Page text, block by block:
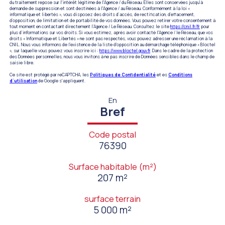
du traitement repose sur l'intérêt légitime de l'Agence / du Réseau. Elles sont conservées jusqu'à
demande de suppression et sont destinées à l'Agence / au Réseau. Conformément à la loi «
informatique et libertés », vous disposez des droits d’accès, de rectification, d’effacement,
d’opposition, de limitation et de portabilité de vos données. Vous pouvez retirer votre consentement à
tout moment en contactant directement l’Agence / Le Réseau. Consultez le sitehttps://cnil.fr/fr pour
plus d’informations sur vos droits. Si vous estimez, après avoir contacté l'Agence / le Réseau, que vos
droits « Informatique et Libertés » ne sont pas respectés, vous pouvez adresser une réclamation à la
CNIL. Nous vous informons de l’existence de la liste d'opposition au démarchage téléphonique « Bloctel
», sur laquelle vous pouvez vous inscrire ici : https://www.bloctel.gouv.fr. Dans le cadre de la protection
des Données personnelles, nous vous invitons à ne pas inscrire de Données sensibles dans le champ de
saisie libre.
Ce site est protégé par reCAPTCHA, lesPolitiques de Confidentialitéet esConditions
d'utilisationde Google s'appliquent.
En
Bref
Code postal
76390
Surface habitable (m²)
207 m²
surface terrain
5 000 m²